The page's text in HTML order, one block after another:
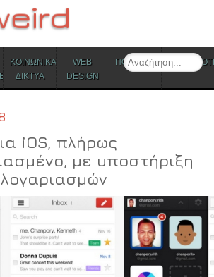
Search
ΚΟΙΝΩΝΙΚΑ
ΔΙΚΤΥΑ
WEB
DESIGN
ΠΟΛΙΤΙΣΜΟΣ
iOS, πλήρως
με υποστήριξη